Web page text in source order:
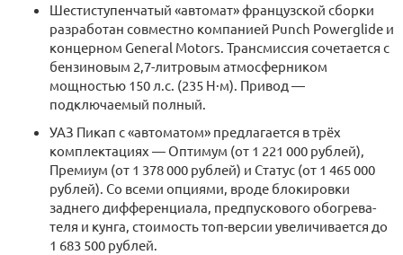
Шестиступенчатый «автомат» француз­ской сборки
разрабо­тан совместно компанией Punch Powerglide и
концерном General Motors. Трансмиссия сочетается с
бензиновым 2,7-литровым атмосферником
мощностью 150 л.с. (235 Н·м). Привод —
подключаемый полный.
УАЗ Пикап с «автоматом» предлагается в трёх
комплектациях — Оптимум (от 1 221 000 рублей),
Премиум (от 1 378 000 рублей) и Статус (от 1 465 000
рублей). Со всеми опциями, вроде блокировки
заднего диффе­ренциала, предпускового обогрева­
теля и кунга, стоимость топ-версии увеличивается до
1 683 500 рублей.